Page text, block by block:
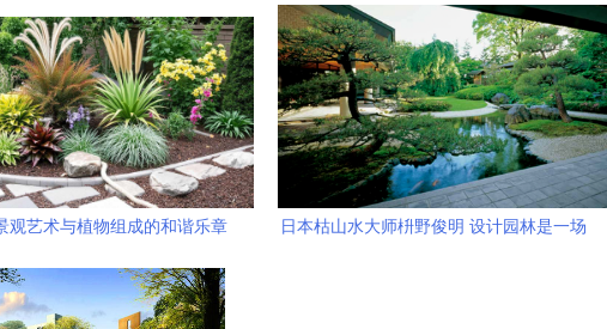
观艺术与植物组成的和谐乐章
日本枯山水大师枡野俊明 设计园林是一场